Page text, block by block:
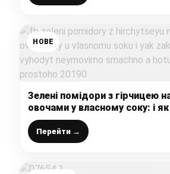
НОВЕ
Зелені помідори з гірчицею
овочами у власному соку: і як
гарнір, і салат – виходить
смачно, а готувати простіше-
Перейти →